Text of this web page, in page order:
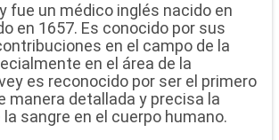
fue un médico inglés nacido en
en 1657. Es conocido por sus
en el campo de la
en el área de la
es reconocido por ser el primero
manera detallada y precisa la
sangre en el cuerpo humano.